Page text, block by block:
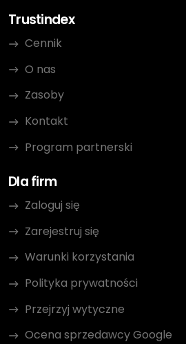
Trustindex
Cennik
O nas
Zasoby
Kontakt
Program partnerski
Dla firm
Zaloguj się
Zarejestruj się
Warunki korzystania
Polityka prywatności
Przejrzyj wytyczne
Ocena sprzedawcy Google